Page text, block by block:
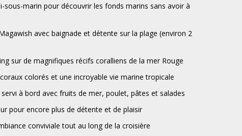
sous-marin pour découvrir les fonds marins sans avoir à
avec baignade et détente sur la plage (environ 2
sur de magnifiques récifs coralliens de la mer Rouge
colorés et une incroyable vie marine tropicale
à bord avec fruits de mer, poulet, pâtes et salades
pour encore plus de détente et de plaisir
conviviale tout au long de la croisière